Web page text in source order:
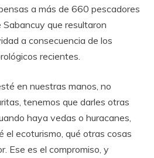
a más de 660 pescadores
Sabancuy que resultaron
a consecuencia de los
recientes.
en nuestras manos, no
tenemos que darles otras
haya vedas o huracanes,
el ecoturismo, qué otras cosas
Ese es el compromiso, y